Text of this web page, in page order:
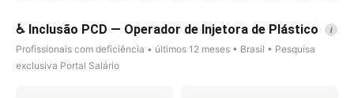
♿ Inclusão PCD — Operador de Injetora de Plástico i
Profissionais com deficiência • últimos 12 meses • Brasil • Pesquisa
exclusiva Portal Salário